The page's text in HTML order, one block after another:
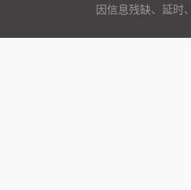
因信息残缺、延时